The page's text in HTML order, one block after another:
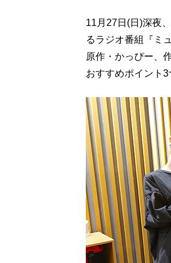
11月27日(日)深夜
るラジオ番組『ミ
原作・かっぴー、
おすすめポイント3